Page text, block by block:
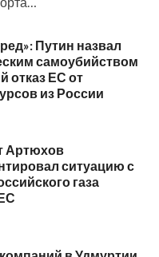
Путин назвал
самоубийством
отказ ЕС от
из России
Артюхов
ситуацию с
газа